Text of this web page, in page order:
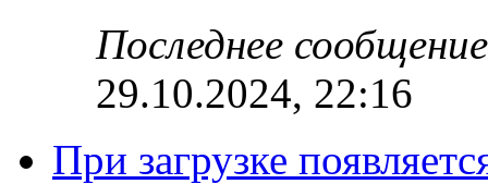
Последнее
29.10.2024, 22:16
При загрузке